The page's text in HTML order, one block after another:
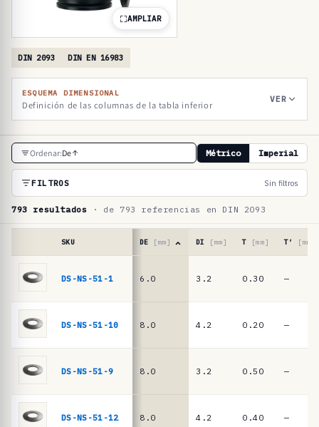
AMPLIAR
DIN 2093 DIN EN 16983
ESQUEMA DIMENSIONAL
Definición de las columnas de la tabla inferior
VER
T
a
l
a
e
e
n
Ordenar:De Métrico Imperial
FILTROS Sin filtros
793 resultados · de 793 referencias en DIN 2093
muelles
platillo
2093
DIN
SKU DE [mm] DI [mm] T [mm] T′ [mm]
DS-NS-51-1 6.0 3.2 0.30 —
DS-NS-51-10 8.0 4.2 0.20 —
DS-NS-51-9 8.0 3.2 0.50 —
DS-NS-51-12 8.0 4.2 0.40 —